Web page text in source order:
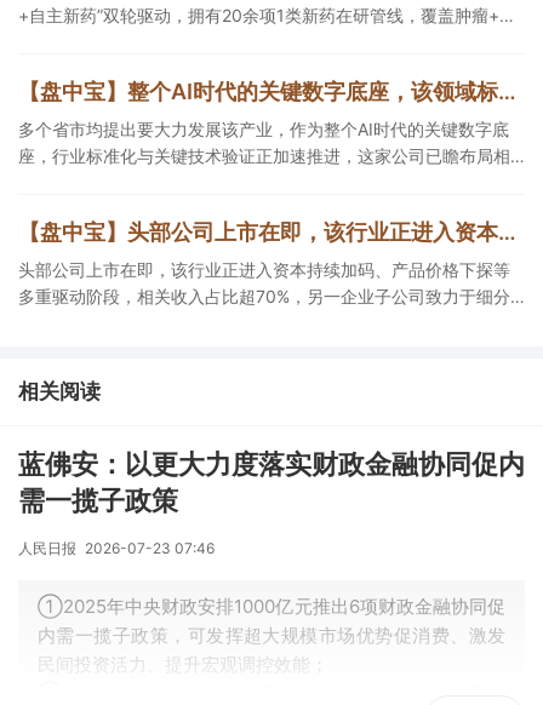
+自主新药”双轮驱动，拥有20余项1类新药在研管线，覆盖肿瘤+自
【盘中宝】整个AI时代的关键数字底座，该领域标准化与关键技术验证正加速推进，这家公司已瞻布局相关细分技术攻关与产品研发
多个省市均提出要大力发展该产业，作为整个AI时代的关键数字底
座，行业标准化与关键技术验证正加速推进，这家公司已瞻布局相
【盘中宝】头部公司上市在即，该行业正进入资本持续加码、产品价格下探等多重驱动阶段，相关收入占比超70%
头部公司上市在即，该行业正进入资本持续加码、产品价格下探等
多重驱动阶段，相关收入占比超70%，另一企业子公司致力于细分
相关阅读
蓝佛安：以更大力度落实财政金融协同促内
需一揽子政策
人民日报 2026-07-23 07:46
①2025年中央财政安排1000亿元推出6项财政金融协同促
内需一揽子政策，可发挥超大规模市场优势促消费、激发
民间投资活力、提升宏观调控效能；